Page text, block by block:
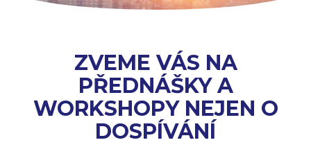
ZVEME VÁS NA
PŘEDNÁŠKY A
WORKSHOPY NEJEN O
DOSPÍVÁNÍ